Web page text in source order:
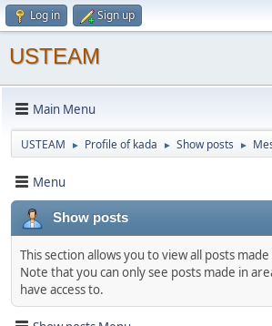
Log in Sign up
USTEAM
Main Menu
USTEAM ► Profile of kada ► Show posts ►
Menu
Show posts
This section allows you to view all posts
Note that you can only see posts made in
have access to.